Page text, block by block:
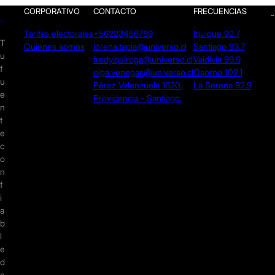
T
u
f
u
e
n
t
e
c
o
n
f
i
a
b
l
e
d
CORPORATIVO
Tarifas electorales
Quienes somos
CONTACTO
+56223456789
lorena.tapia@universo.cl
fredy.quiroga@universo.cl
olga.venegas@universo.cl
Pérez Valenzuela 1620.
Providencia - Santiago.
FRECUENCIAS
Iquique 92.7
Santiago 93.7
Valdivia 99.9
Osorno 102.1
La Serena 92.9